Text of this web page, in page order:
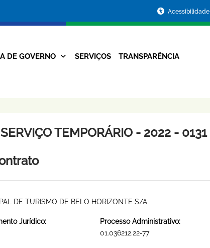
da
Prefeitura
Acessibilidade
Navegação
DE GOVERNO SERVIÇOS TRANSPARÊNCIA
TEMPORÁRIO - 2022 - 0131
DE TURISMO DE BELO HORIZONTE S/A
Jurídico:
Processo Administrativo:
01.036212.22-77